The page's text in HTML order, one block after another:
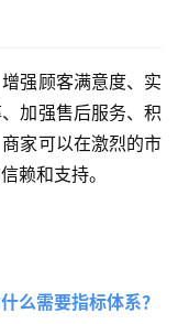
强顾客满意度、实
加强售后服务、积
家可以在激烈的市
赖和支持。
么需要指标体系？